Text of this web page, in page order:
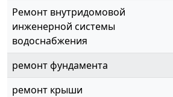
Ремонт внутридомовой
инженерной системы
водоснабжения
ремонт фундамента
ремонт крыши